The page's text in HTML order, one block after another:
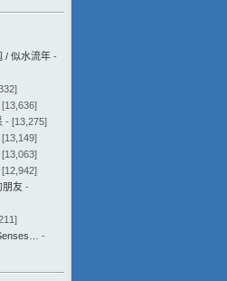
/ 似水流年 -
[13,636]
- [13,275]
[13,149]
[13,063]
[12,942]
朋友 -
-